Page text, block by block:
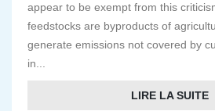
appear to be exempt from this
feedstocks are byproducts of
generate emissions not covered by
in...
LIRE LA SUITE